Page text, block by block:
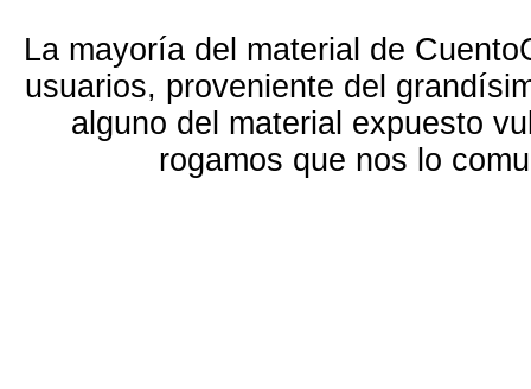
La mayoría del material de
usuarios, proveniente del
alguno del material expuesto
rogamos que nos lo